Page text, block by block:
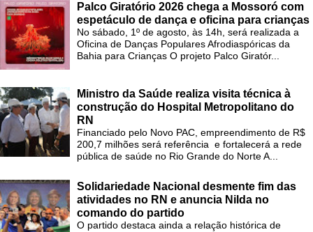
Palco Giratório 2026 chega a Mossoró com
espetáculo de dança e oficina para crianças
No sábado, 1º de agosto, às 14h, será realizada a
Oficina de Danças Populares Afrodiaspóricas da
Bahia para Crianças O projeto Palco Giratór...
Ministro da Saúde realiza visita técnica à
construção do Hospital Metropolitano do
RN
Financiado pelo Novo PAC, empreendimento de R$
200,7 milhões será referência e fortalecerá a rede
pública de saúde no Rio Grande do Norte A...
Solidariedade Nacional desmente fim das
atividades no RN e anuncia Nilda no
comando do partido
O partido destaca ainda a relação histórica de